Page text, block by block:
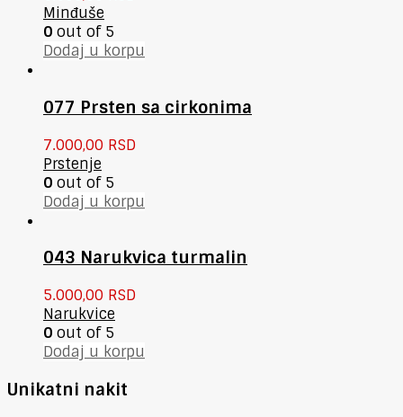
Minđuše
0 out of 5
Dodaj u korpu
077 Prsten sa cirkonima
7.000,00 RSD
Prstenje
0 out of 5
Dodaj u korpu
043 Narukvica turmalin
5.000,00 RSD
Narukvice
0 out of 5
Dodaj u korpu
Unikatni nakit